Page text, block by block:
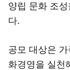
양립 문화 조
다.
공모 대상은
화경영을 실천